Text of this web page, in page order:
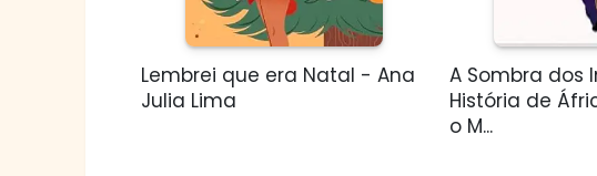
Lembrei que era Natal - Ana
Julia Lima
A Sombra dos
História de
o M...